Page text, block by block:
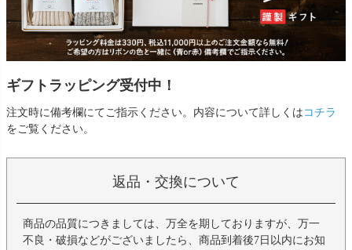
ギフトラッピング受付中！
注文時に備考欄にてご指示ください。内容について詳しくは コチラ
をご覧ください。
返品・交換について
商品の品質につきましては、万全を期しておりますが、万一
不良・破損などがございましたら、商品到着後7日以内にお知